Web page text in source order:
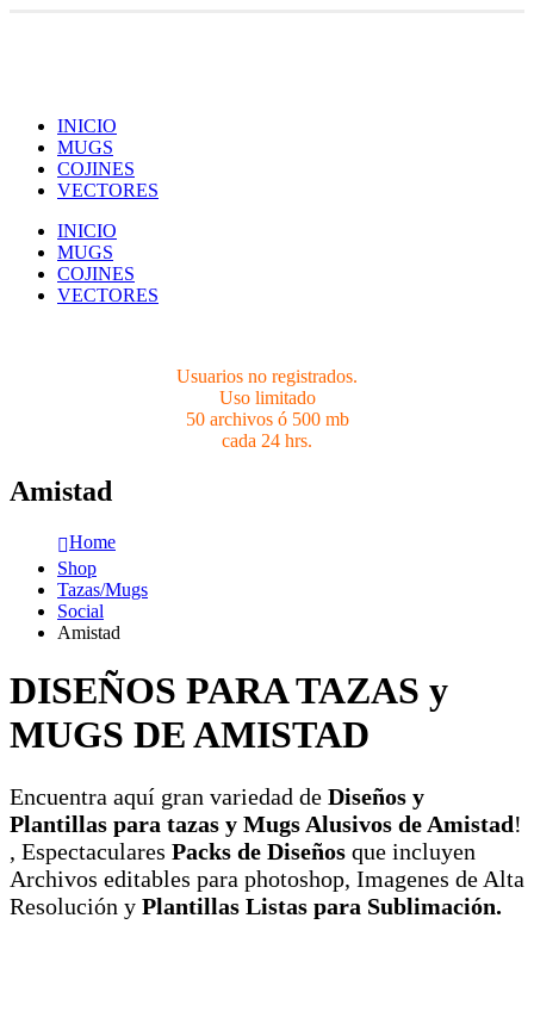
INICIO
MUGS
COJINES
VECTORES
INICIO
MUGS
COJINES
VECTORES
Usuarios no registrados.
Uso limitado
50 archivos ó 500 mb
cada 24 hrs.
Amistad
Home
Shop
Tazas/Mugs
Social
Amistad
DISEÑOS PARA TAZAS y
MUGS DE AMISTAD
Encuentra aquí gran variedad de Diseños y
Plantillas para tazas y Mugs Alusivos de Amistad!
, Espectaculares Packs de Diseños que incluyen
Archivos editables para photoshop, Imagenes de Alta
Resolución y Plantillas Listas para Sublimación.